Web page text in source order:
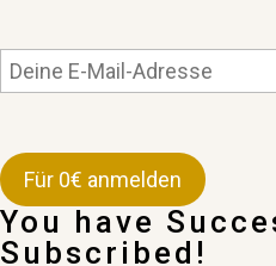
You have
Subscribed!